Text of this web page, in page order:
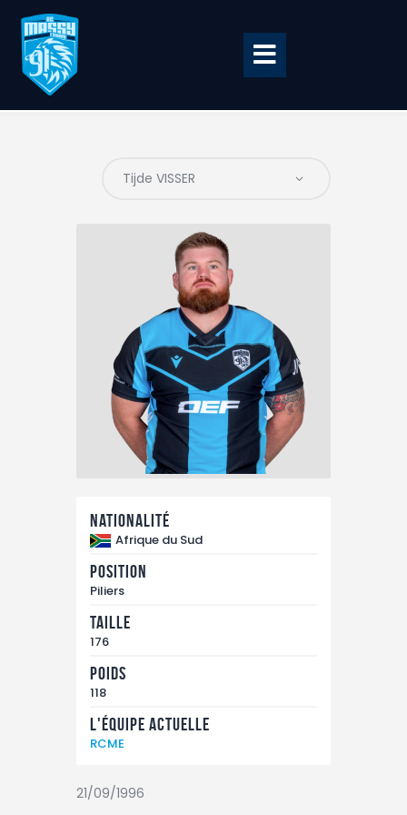
BILLETTERIE
EQUIPE PRO
RCME Association
ENTREPRISES &
PARTENAIRES
TAXE D’APPRENTISSAGE
MÉCÉNAT
FORMATION /
RSE
ACTUALITÉS
Contact
Nationalité
Afrique du Sud
Position
Piliers
Taille
176
Poids
118
L'équipe actuelle
RCME
21/09/1996